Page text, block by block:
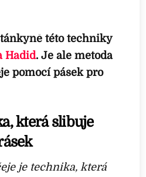
této techniky
Hadid. Je ale metoda
pomocí pásek pro
která slibuje
je technika, která